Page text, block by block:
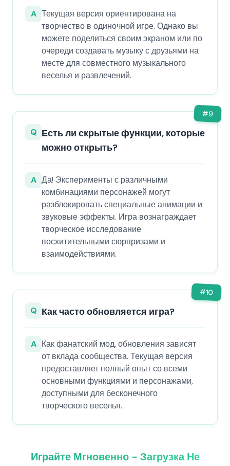
A Текущая версия ориентирована на
творчество в одиночной игре. Однако вы
можете поделиться своим экраном или по
очереди создавать музыку с друзьями на
месте для совместного музыкального
веселья и развлечений.
#9
Q Есть ли скрытые функции, которые
можно открыть?
A Да! Эксперименты с различными
комбинациями персонажей могут
разблокировать специальные анимации и
звуковые эффекты. Игра вознаграждает
творческое исследование
восхитительными сюрпризами и
взаимодействиями.
#10
Q Как часто обновляется игра?
A Как фанатский мод, обновления зависят
от вклада сообщества. Текущая версия
предоставляет полный опыт со всеми
основными функциями и персонажами,
доступными для бесконечного
творческого веселья.
Играйте Мгновенно - Загрузка Не